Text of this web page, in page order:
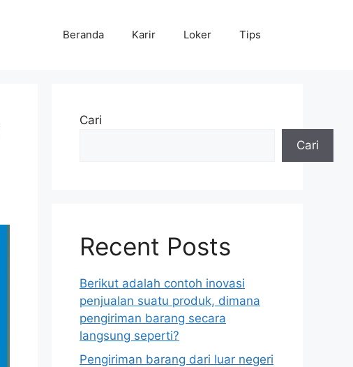
Beranda Karir Loker Tips
Cari
Cari
Recent Posts
Berikut adalah contoh inovasi
penjualan suatu produk, dimana
pengiriman barang secara
langsung seperti?
Pengiriman barang dari luar negeri